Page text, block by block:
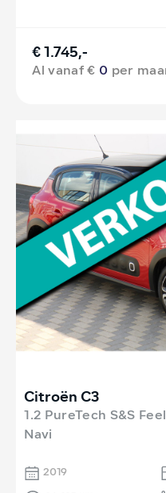
€ 1.745,-
Al vanaf € 0 per
Citroën C3
1.2 PureTech S&S
Navi
2019